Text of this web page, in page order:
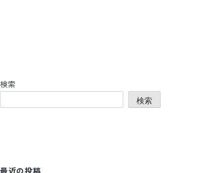
検索
検索